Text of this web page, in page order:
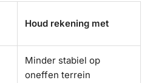
Houd rekening met
Minder stabiel op
oneffen terrein